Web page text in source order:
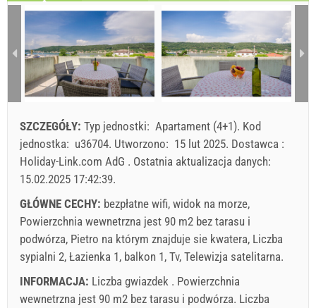
SZCZEGÓŁY: Typ jednostki: Apartament (4+1). Kod
jednostka: u36704. Utworzono: 15 lut 2025. Dostawca :
Holiday-Link.com AdG . Ostatnia aktualizacja danych:
15.02.2025 17:42:39.
GŁÓWNE CECHY: bezpłatne wifi, widok na morze,
Powierzchnia wewnetrzna jest 90 m2 bez tarasu i
podwórza, Pietro na którym znajduje sie kwatera, Liczba
sypialni 2, Łazienka 1, balkon 1, Tv, Telewizja satelitarna.
INFORMACJA: Liczba gwiazdek . Powierzchnia
wewnetrzna jest 90 m2 bez tarasu i podwórza. Liczba